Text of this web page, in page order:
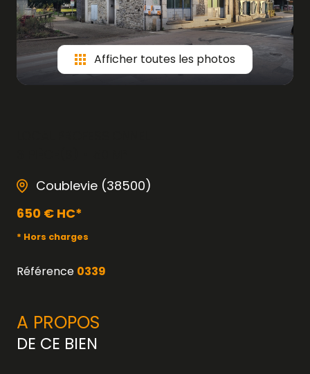
Afficher toutes les photos
Coublevie (38500)
650 € HC*
* Hors charges
Référence 0339
A PROPOS
DE CE BIEN